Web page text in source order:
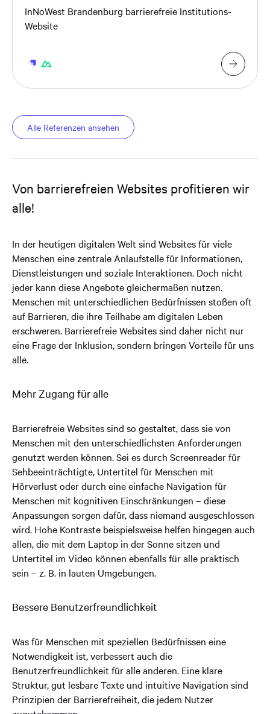
InNoWest Brandenburg barrierefreie Institutions-
Website
Alle Referenzen ansehen
Von barrierefreien Websites profitieren wir
alle!
In der heutigen digitalen Welt sind Websites für viele
Menschen eine zentrale Anlaufstelle für Informationen,
Dienstleistungen und soziale Interaktionen. Doch nicht
jeder kann diese Angebote gleichermaßen nutzen.
Menschen mit unterschiedlichen Bedürfnissen stoßen oft
auf Barrieren, die ihre Teilhabe am digitalen Leben
erschweren. Barrierefreie Websites sind daher nicht nur
eine Frage der Inklusion, sondern bringen Vorteile für uns
alle.
Mehr Zugang für alle
Barrierefreie Websites sind so gestaltet, dass sie von
Menschen mit den unterschiedlichsten Anforderungen
genutzt werden können. Sei es durch Screenreader für
Sehbeeinträchtigte, Untertitel für Menschen mit
Hörverlust oder durch eine einfache Navigation für
Menschen mit kognitiven Einschränkungen – diese
Anpassungen sorgen dafür, dass niemand ausgeschlossen
wird. Hohe Kontraste beispielsweise helfen hingegen auch
allen, die mit dem Laptop in der Sonne sitzen und
Untertitel im Video können ebenfalls für alle praktisch
sein – z. B. in lauten Umgebungen.
Bessere Benutzerfreundlichkeit
Was für Menschen mit speziellen Bedürfnissen eine
Notwendigkeit ist, verbessert auch die
Benutzerfreundlichkeit für alle anderen. Eine klare
Struktur, gut lesbare Texte und intuitive Navigation sind
Prinzipien der Barrierefreiheit, die jedem Nutzer